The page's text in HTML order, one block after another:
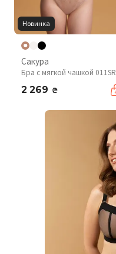
Новинка
Сакура
Бра с мягкой чашкой 011SR
2 269 ₴